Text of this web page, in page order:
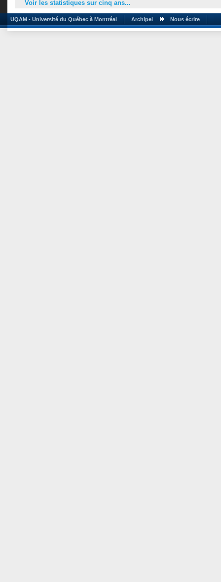
Voir les statistiques sur cinq ans...
UQAM - Université du Québec à Montréal Archipel Nous écrire